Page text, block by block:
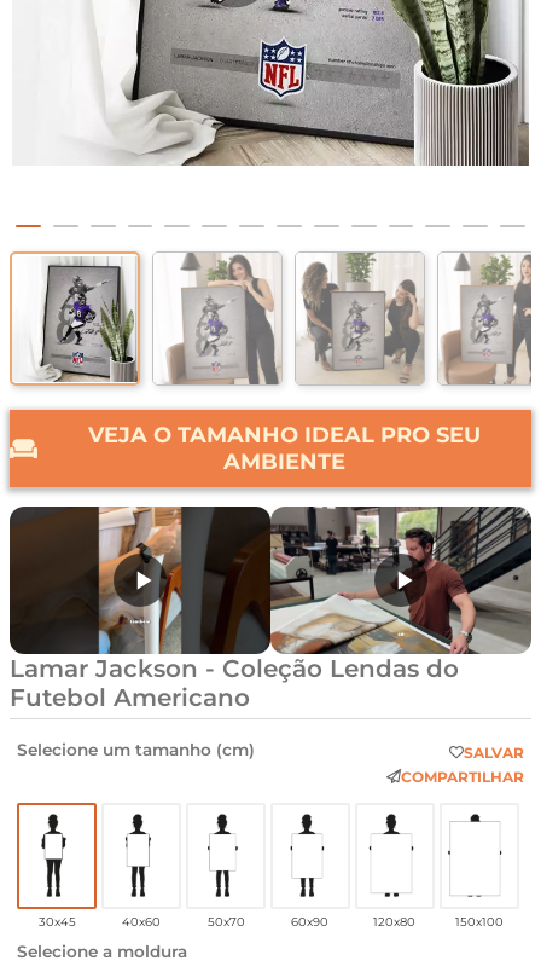
VEJA O TAMANHO IDEAL PRO SEU
AMBIENTE
Lamar Jackson - Coleção Lendas do
Futebol Americano
Selecione um tamanho (cm)
SALVAR
COMPARTILHAR
30x45 40x60 50x70 60x90 120x80 150x100
Selecione a moldura